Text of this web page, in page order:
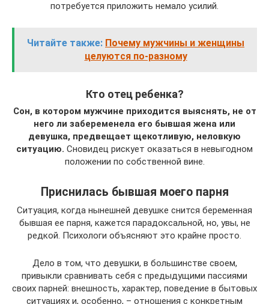
потребуется приложить немало усилий.
Читайте также: Почему мужчины и женщины
целуются по-разному
Кто отец ребенка?
Сон, в котором мужчине приходится выяснять, не от
него ли забеременела его бывшая жена или
девушка, предвещает щекотливую, неловкую
ситуацию. Сновидец рискует оказаться в невыгодном
положении по собственной вине.
Приснилась бывшая моего парня
Ситуация, когда нынешней девушке снится беременная
бывшая ее парня, кажется парадоксальной, но, увы, не
редкой. Психологи объясняют это крайне просто.
Дело в том, что девушки, в большинстве своем,
привыкли сравнивать себя с предыдущими пассиями
своих парней: внешность, характер, поведение в бытовых
ситуациях и, особенно, – отношения с конкретным